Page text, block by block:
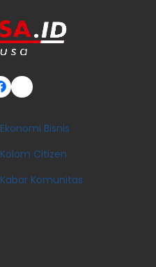
Ekonomi Bisnis
Kolom Citizen
Kabar Komunitas